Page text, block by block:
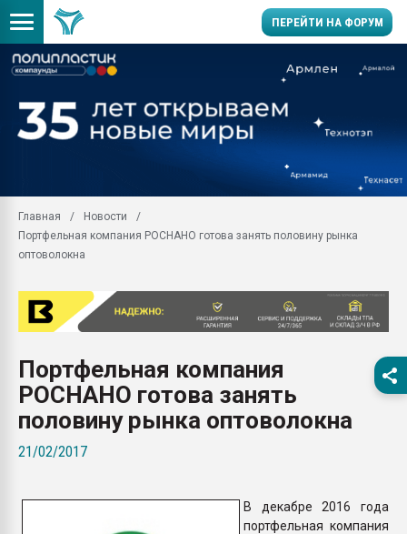
ПЕРЕЙТИ НА ФОРУМ
производство SPC
заводу пластмасс"
28.07.2026
первый план в
28.07.2026
ситуацией на
Всё, что касается
Главная
Новости
Портфельная компания РОСНАНО готова занять половину рынка
оптоволокна
Портфельная компания
РОСНАНО готова занять
половину рынка оптоволокна
21/02/2017
В декабре 2016 года
портфельная компания